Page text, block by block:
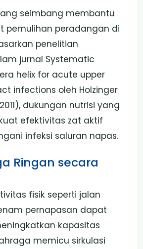
seimbang membantu
pemulihan peradangan di
penelitian
jurnal Systematic
helix for acute upper
infections oleh Holzinger
dukungan nutrisi yang
efektivitas zat aktif
infeksi saluran napas.
Ringan secara
fisik seperti jalan
pernapasan dapat
kapasitas
memicu sirkulasi